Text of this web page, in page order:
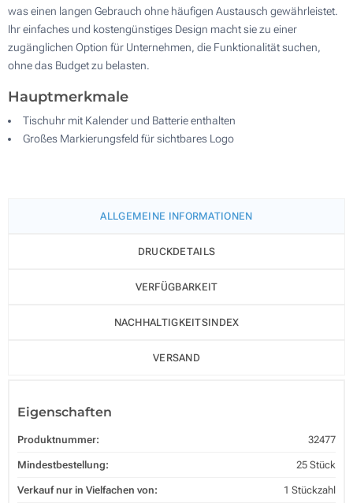
was einen langen Gebrauch ohne häufigen Austausch gewährleistet.
Ihr einfaches und kostengünstiges Design macht sie zu einer
zugänglichen Option für Unternehmen, die Funktionalität suchen,
ohne das Budget zu belasten.
Hauptmerkmale
Tischuhr mit Kalender und Batterie enthalten
Großes Markierungsfeld für sichtbares Logo
ALLGEMEINE INFORMATIONEN
DRUCKDETAILS
VERFÜGBARKEIT
NACHHALTIGKEITSINDEX
VERSAND
Eigenschaften
Produktnummer: 32477
Mindestbestellung: 25 Stück
Verkauf nur in Vielfachen von: 1 Stückzahl